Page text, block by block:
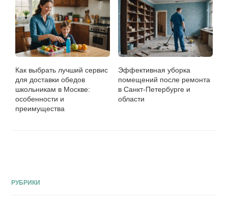
Как выбрать лучший сервис
для доставки обедов
школьникам в Москве:
особенности и
преимущества
Эффективная уборка
помещений после ремонта
в Санкт-Петербурге и
области
РУБРИКИ